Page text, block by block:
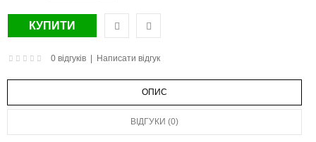
0 відгуків Написати відгук
ОПИС
ВІДГУКИ (0)